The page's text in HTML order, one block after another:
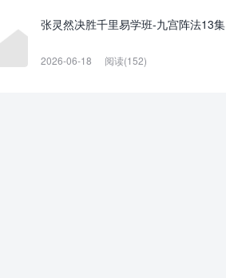
张灵然决胜千里易学班-九宫阵法13集
2026-06-18 阅读(152)